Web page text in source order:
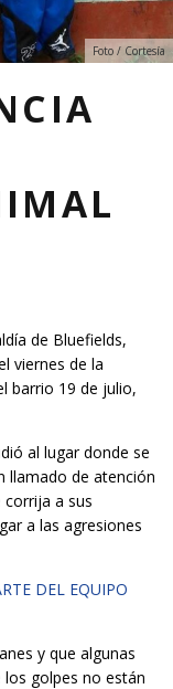
Foto / Cortesía
de Bluefields,
viernes de la
barrio 19 de julio,
al lugar donde se
llamado de atención
a sus
a las agresiones
DEL EQUIPO
y que algunas
golpes no están